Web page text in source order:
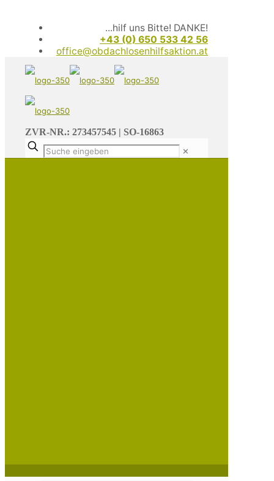
...hilf uns Bitte! DANKE!
+43 (0) 650 533 42 56
office@obdachlosenhilfsaktion.at
ZVR-NR.: 273457545 | SO-16863
✕